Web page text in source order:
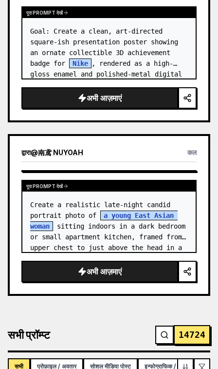
पूरा PROMPT देखें
Goal: Create a clean, art-directed
square-ish presentation poster showing
an ornate collectible 3D achievement
badge for
Nike
, rendered as a high-
gloss enamel and polished-metal digital
Canvas: Wide 16:9 white stu…
अभी आज़माएं
द्वारा@南鸢 NUYOAH कल
पूरा PROMPT देखें
Create a realistic late-night candid
portrait photo of
a young East Asian
woman
sitting indoors in a dark bedroom
or small apartment kitchen, framed from
upper chest to just above the head in a
अभी आज़माएं
सभी प्रॉम्प्ट 14724
सभी प्रोफ़ाइल / अवतार सोशल मीडिया पोस्ट इन्फोग्राफिक / शैक्षिक विज़ुअल